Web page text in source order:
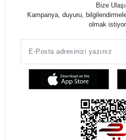
Bize
Kampanya, duyuru,
olmak